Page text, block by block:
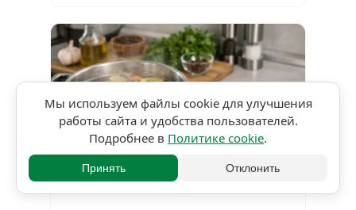
★★★★★
Мы используем файлы cookie для улучшения
работы сайта и удобства пользователей.
Подробнее в Политике cookie.
Принять Отклонить